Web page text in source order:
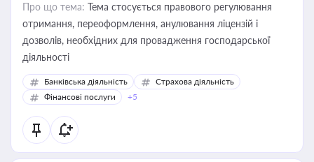
Про що тема: Тема стосується правового регулювання
отримання, переоформлення, анулювання ліцензій і
дозволів, необхідних для провадження господарської
діяльності
Банківська діяльність
Страхова діяльність
Фінансові послуги
+5